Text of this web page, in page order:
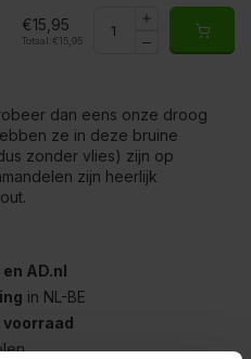
€15,95
Totaal: €15,95
dan eens onze droog
ze in deze bruine
zonder vlies) zijn op
zijn heerlijk
en AD.nl
in NL-BE